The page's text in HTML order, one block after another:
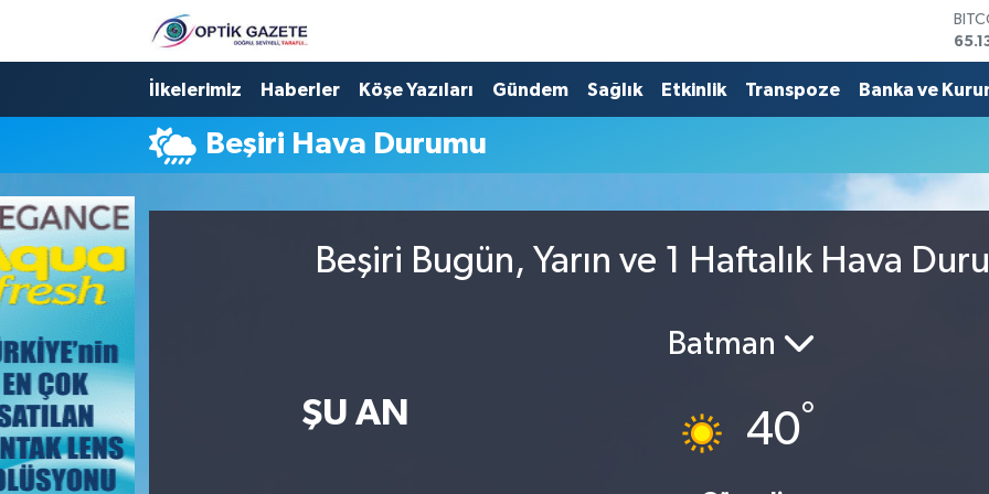
İlkelerimiz Haberler Köşe Yazıları Gündem Sağlık Etkinlik Transpoze Banka ve
Beşiri Hava Durumu
Beşiri Bugün, Yarın ve 1 Haftalık Hava
ŞU AN
Batman
40°
Nöbetçi Eczaneler
Hava Durumu
İstanbul Namaz Vakitleri
Trafik Durumu
Süper Lig Puan Durumu ve Fikstür
Tüm Manşetler
Son Dakika Haberleri
Haber Arşivi